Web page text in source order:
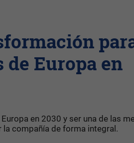
de Europa en
en 2030 y ser una de las
compañía de forma integral.